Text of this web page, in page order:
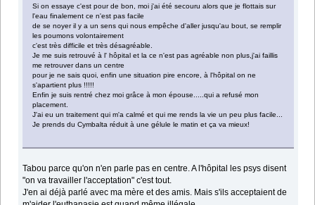
Si on essaye c'est pour de bon, moi j'ai été secouru alors que je flottais sur
l'eau finalement ce n'est pas facile
de se noyer il y a un sens qui nous empêche d'aller jusqu'au bout, se remplir
les poumons volontairement
c'est très difficile et très désagréable.
Je me suis retrouvé à l' hôpital et la ce n'est pas agréable non plus,j'ai faillis
me retrouver dans un centre
pour je ne sais quoi, enfin une situation pire encore, à l'hôpital on ne
s'apartient plus !!!!!
Enfin je suis rentré chez moi grâce à mon épouse.....qui a refusé mon
placement.
J'ai eu un traitement qui m'a calmé et qui me rends la vie un peu plus facile...
Je prends du Cymbalta réduit à une gélule le matin et ça va mieux!
Tabou parce qu'on n'en parle pas en centre. A l'hôpital les psys disent
"on va travailler l'acceptation" c'est tout.
J'en ai déjà parlé avec ma mère et des amis. Mais s'ils acceptaient de